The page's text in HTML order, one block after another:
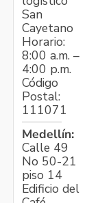
San
Cayetano
Horario:
8:00 a.m. –
4:00 p.m.
Código
Postal:
111071
Medellín:
Calle 49
No 50-21
piso 14
Edificio del